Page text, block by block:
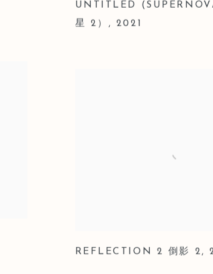
UNTITLED
星 2） , 2021
REFLECTION 2 倒影 2,